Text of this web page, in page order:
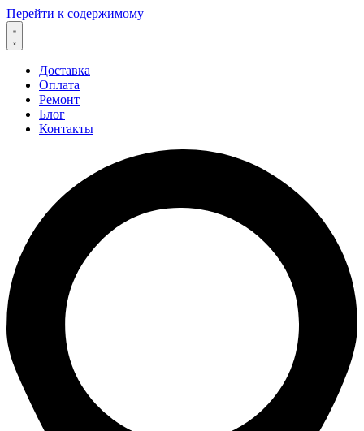
Перейти к содержимому
Доставка
Оплата
Ремонт
Блог
Контакты